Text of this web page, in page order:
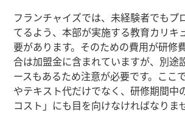
フランチャイズでは、未経験者でもプ
てるよう、本部が実施する教育カリキ
要があります。そのための費用が研修
合は加盟金に含まれていますが、別途
ースもあるため注意が必要です。ここ
やテキスト代だけでなく、研修期間中
コスト」にも目を向けなければなりま